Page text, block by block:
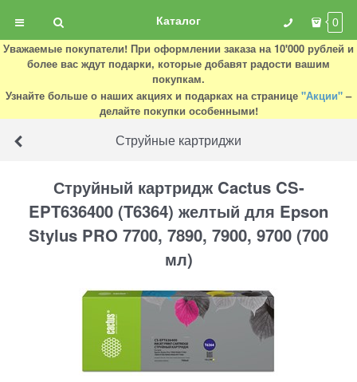
Каталог 0
Уважаемые покупатели! При оформлении заказа на 10'000 рублей и
более вас ждут подарки, которые добавят радости вашим
покупкам.
Узнайте больше о наших акциях и подарках на странице "Акции" –
делайте покупки особенными!
Струйные картриджи
Струйный картридж Cactus CS-
EPT636400 (T6364) желтый для Epson
Stylus PRO 7700, 7890, 7900, 9700 (700
мл)